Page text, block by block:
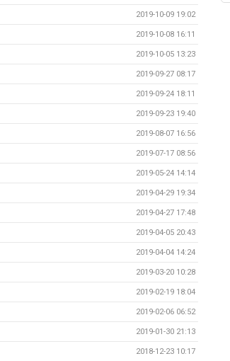
2019-10-09 19:02
2019-10-08 16:11
2019-10-05 13:23
2019-09-27 08:17
2019-09-24 18:11
2019-09-23 19:40
2019-08-07 16:56
2019-07-17 08:56
2019-05-24 14:14
2019-04-29 19:34
2019-04-27 17:48
2019-04-05 20:43
2019-04-04 14:24
2019-03-20 10:28
2019-02-19 18:04
2019-02-06 06:52
2019-01-30 21:13
2018-12-23 10:17